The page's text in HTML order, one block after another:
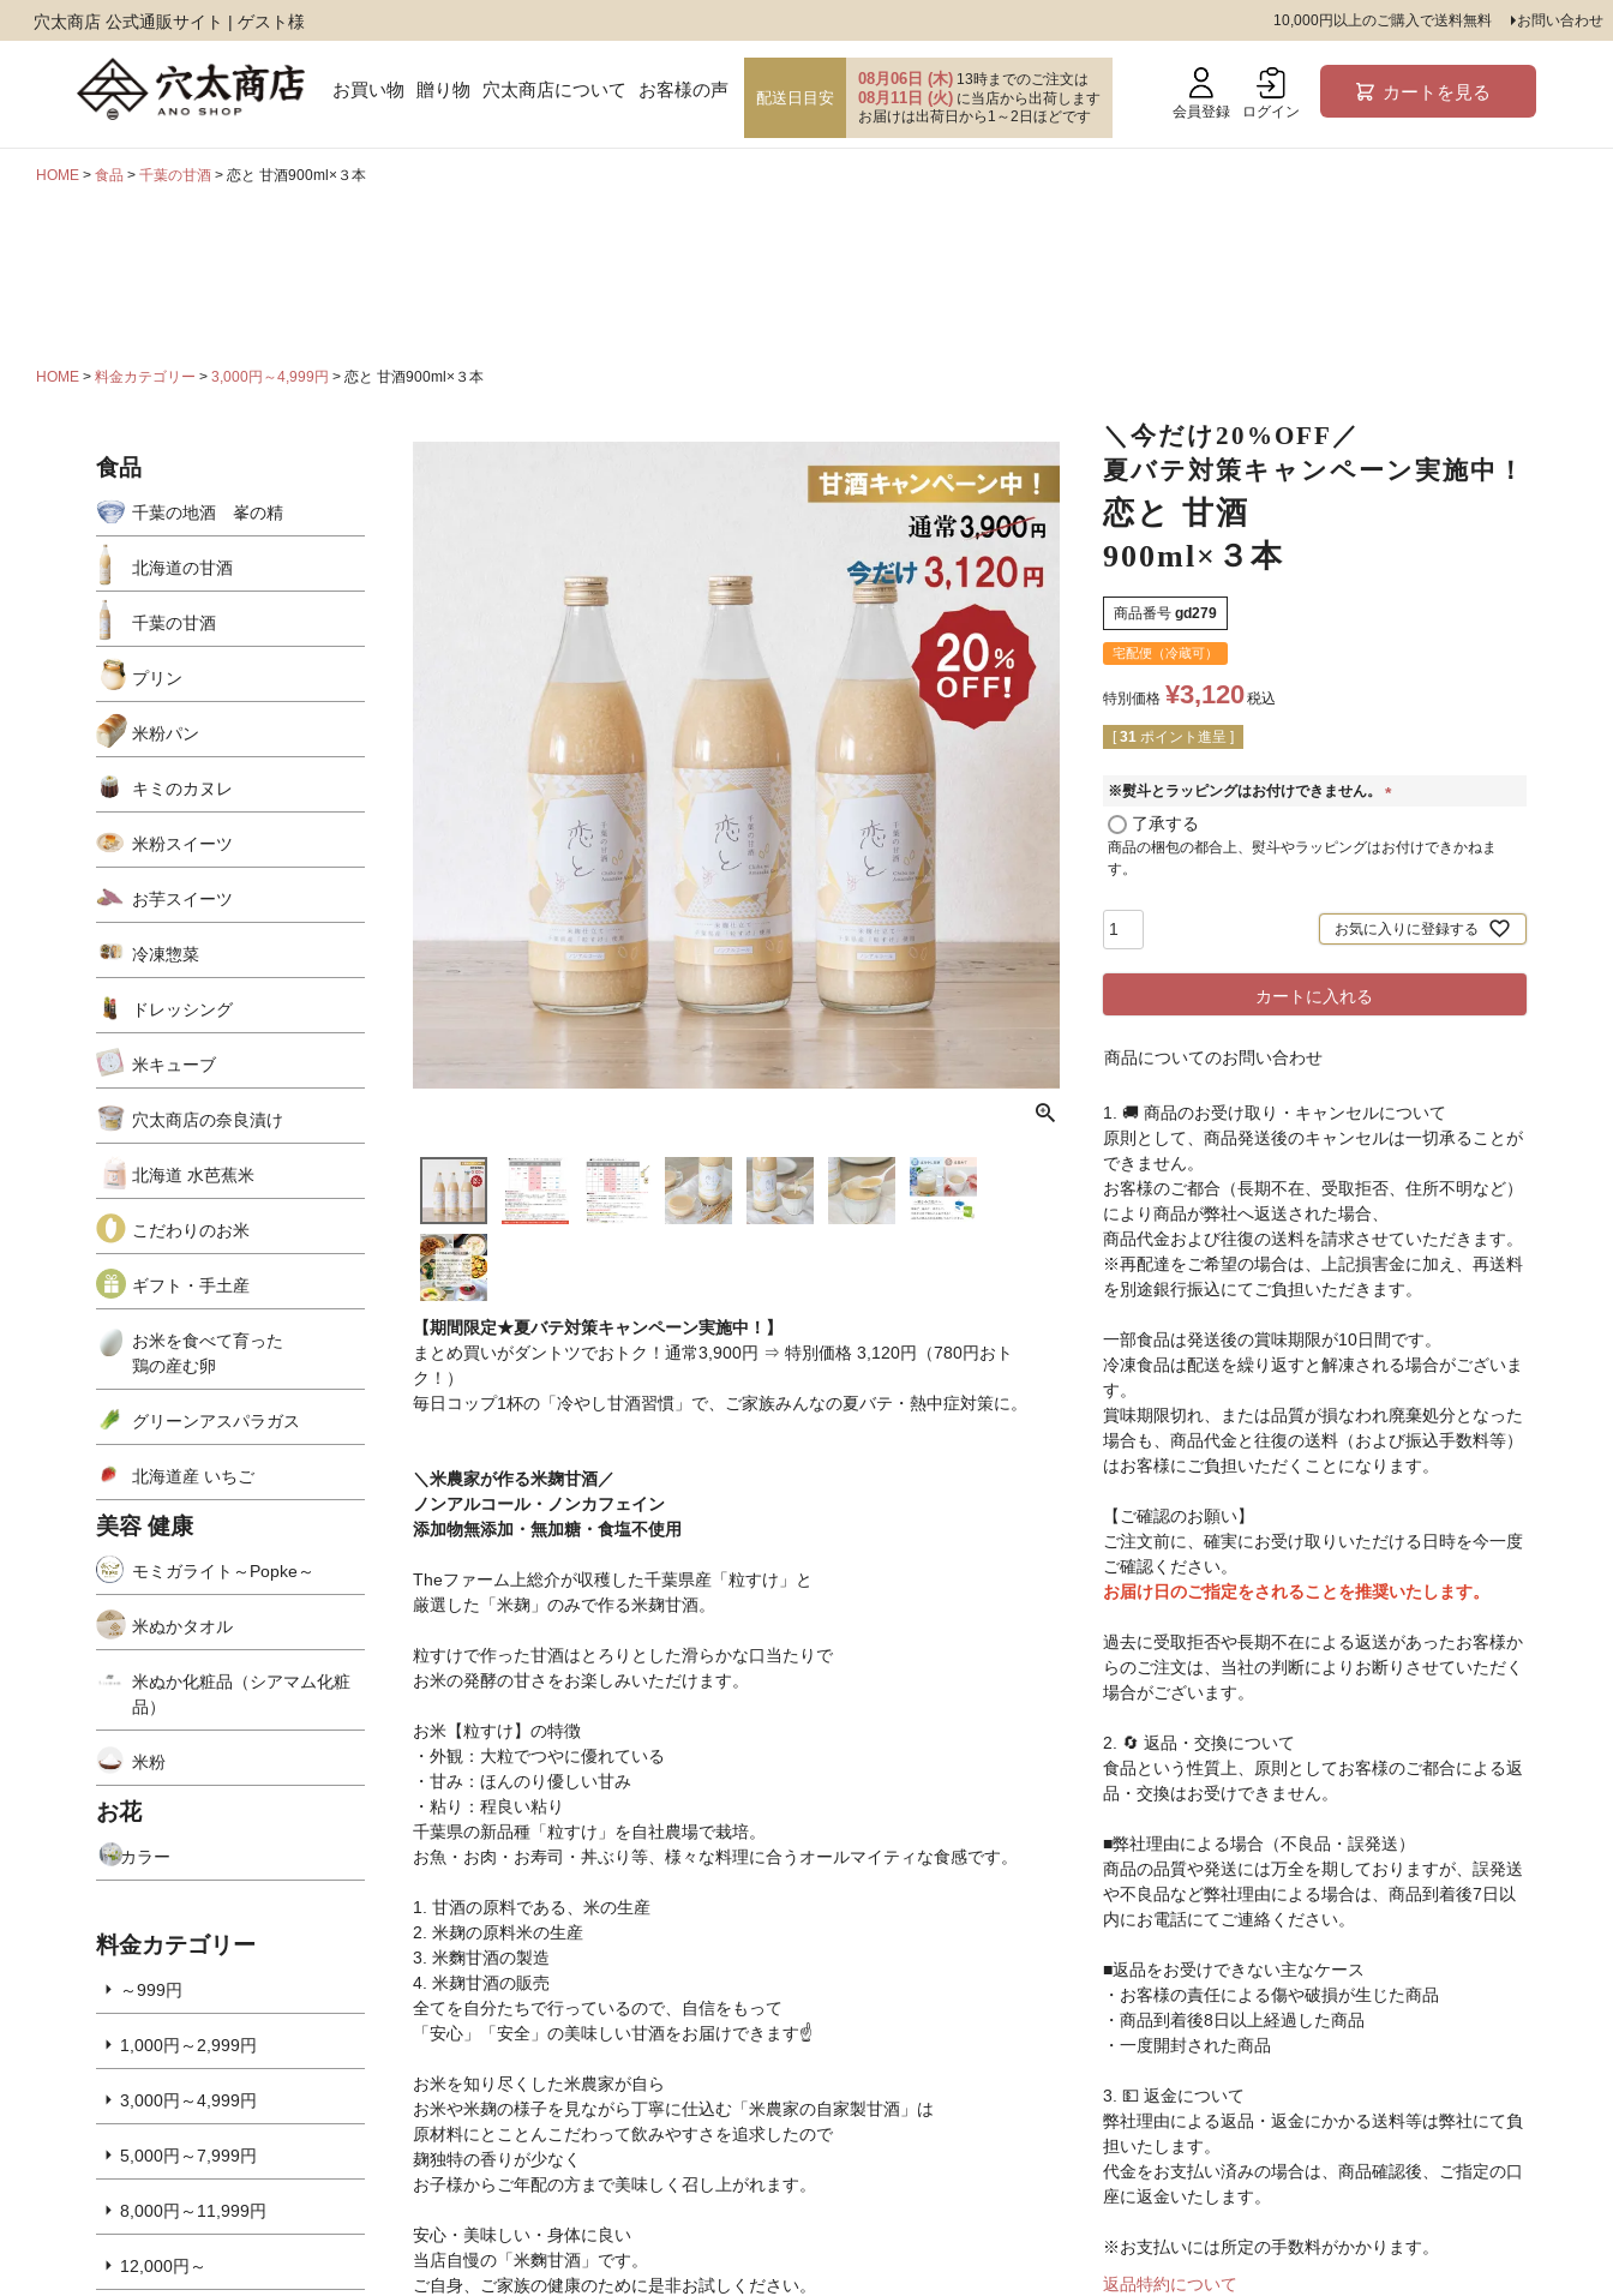
穴太商店 公式通販サイト | ゲスト様 10,000円以上のご購入で送料無料 お問い合わせ
お買い物 贈り物 穴太商店について お客様の声 配送日目安
08月06日 (木) 13時までのご注文は
08月11日 (火) に当店から出荷します
お届けは出荷日から1～2日ほどです
会員登録 ログイン
カートを見る
HOME 食品 千葉の甘酒 恋と 甘酒900ml×３本
HOME 料金カテゴリー 3,000円～4,999円 恋と 甘酒900ml×３本
食品
千葉の地酒 峯の精
北海道の甘酒
千葉の甘酒
プリン
米粉パン
キミのカヌレ
米粉スイーツ
お芋スイーツ
冷凍惣菜
ドレッシング
米キューブ
穴太商店の奈良漬け
北海道 水芭蕉米
こだわりのお米
ギフト・手土産
お米を食べて育った
鶏の産む卵
グリーンアスパラガス
北海道産 いちご
美容 健康
モミガライト～Popke～
米ぬかタオル
米ぬか化粧品（シアマム化粧
品）
米粉
お花
カラー
料金カテゴリー
～999円
1,000円～2,999円
3,000円～4,999円
5,000円～7,999円
8,000円～11,999円
12,000円～
【期間限定★夏バテ対策キャンペーン実施中！】
まとめ買いがダントツでおトク！通常3,900円 ⇒ 特別価格 3,120円（780円おト
ク！）
毎日コップ1杯の「冷やし甘酒習慣」で、ご家族みんなの夏バテ・熱中症対策に。
＼米農家が作る米麹甘酒／
ノンアルコール・ノンカフェイン
添加物無添加・無加糖・食塩不使用
Theファーム上総介が収穫した千葉県産「粒すけ」と
厳選した「米麹」のみで作る米麹甘酒。
粒すけで作った甘酒はとろりとした滑らかな口当たりで
お米の発酵の甘さをお楽しみいただけます。
お米【粒すけ】の特徴
・外観：大粒でつやに優れている
・甘み：ほんのり優しい甘み
・粘り：程良い粘り
千葉県の新品種「粒すけ」を自社農場で栽培。
お魚・お肉・お寿司・丼ぶり等、様々な料理に合うオールマイティな食感です。
1. 甘酒の原料である、米の生産
2. 米麹の原料米の生産
3. 米麴甘酒の製造
4. 米麹甘酒の販売
全てを自分たちで行っているので、自信をもって
「安心」「安全」の美味しい甘酒をお届けできます☝
お米を知り尽くした米農家が自ら
お米や米麹の様子を見ながら丁寧に仕込む「米農家の自家製甘酒」は
原材料にとことんこだわって飲みやすさを追求したので
麹独特の香りが少なく
お子様からご年配の方まで美味しく召し上がれます。
安心・美味しい・身体に良い
当店自慢の「米麴甘酒」です。
ご自身、ご家族の健康のために是非お試しください。
＼今だけ20%OFF／
夏バテ対策キャンペーン実施中！
恋と 甘酒
900ml×３本
商品番号 gd279
宅配便（冷蔵可）
特別価格 ¥3,120税込
[ 31 ポイント進呈 ]
※熨斗とラッピングはお付けできません。
必
了承する
商品の梱包の都合上、熨斗やラッピングはお付けできかねま
す。
お気に入りに登録する
カートに入れる
商品についてのお問い合わせ
1. 🚚 商品のお受け取り・キャンセルについて
原則として、商品発送後のキャンセルは一切承ることが
できません。
お客様のご都合（長期不在、受取拒否、住所不明など）
により商品が弊社へ返送された場合、
商品代金および往復の送料を請求させていただきます。
※再配達をご希望の場合は、上記損害金に加え、再送料
を別途銀行振込にてご負担いただきます。
一部食品は発送後の賞味期限が10日間です。
冷凍食品は配送を繰り返すと解凍される場合がございま
す。
賞味期限切れ、または品質が損なわれ廃棄処分となった
場合も、商品代金と往復の送料（および振込手数料等）
はお客様にご負担いただくことになります。
【ご確認のお願い】
ご注文前に、確実にお受け取りいただける日時を今一度
ご確認ください。
お届け日のご指定をされることを推奨いたします。
過去に受取拒否や長期不在による返送があったお客様か
らのご注文は、当社の判断によりお断りさせていただく
場合がございます。
2. 🔄 返品・交換について
食品という性質上、原則としてお客様のご都合による返
品・交換はお受けできません。
■弊社理由による場合（不良品・誤発送）
商品の品質や発送には万全を期しておりますが、誤発送
や不良品など弊社理由による場合は、商品到着後7日以
内にお電話にてご連絡ください。
■返品をお受けできない主なケース
・お客様の責任による傷や破損が生じた商品
・商品到着後8日以上経過した商品
・一度開封された商品
3. 💵 返金について
弊社理由による返品・返金にかかる送料等は弊社にて負
担いたします。
代金をお支払い済みの場合は、商品確認後、ご指定の口
座に返金いたします。
※お支払いには所定の手数料がかかります。
返品特約について